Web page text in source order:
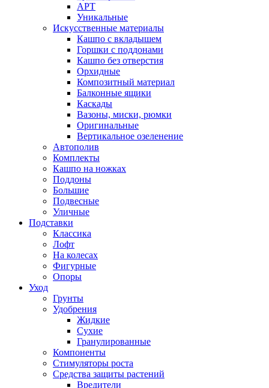
АРТ
Уникальные
Искусственные материалы
Кашпо с вкладышем
Горшки с поддонами
Кашпо без отверстия
Орхидные
Композитный материал
Балконные ящики
Каскады
Вазоны, миски, рюмки
Оригинальные
Вертикальное озеленение
Автополив
Комплекты
Кашпо на ножках
Поддоны
Большие
Подвесные
Уличные
Подставки
Классика
Лофт
На колесах
Фигурные
Опоры
Уход
Грунты
Удобрения
Жидкие
Сухие
Гранулированные
Компоненты
Стимуляторы роста
Средства защиты растений
Вредители